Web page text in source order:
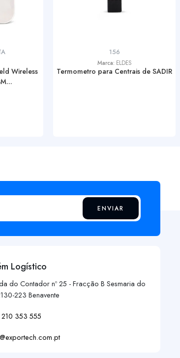
Wireless
156
Marca: ELDES
Termometro para Centrais de SADIR
ENVIAR
Logístico
do Contador nº 25 - Fracção B Sesmaria do
223 Benavente
353 555